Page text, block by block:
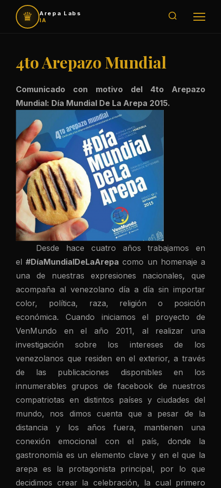
♛
Arepa Labs
IA
4to Arepazo Mundial
Comunicado con motivo del 4to Arepazo
Mundial: Día Mundial De La Arepa 2015.
Desde hace cuatro años trabajamos en
el#DíaMundialDeLaArepa como un homenaje a
una de nuestras expresiones nacionales, que
acompaña al venezolano día a día sin importar
color, política, raza, religión o posición
económica. Cuando iniciamos el proyecto de
VenMundo en el año 2011, al realizar una
investigación sobre los intereses de los
venezolanos que residen en el exterior, a través
de las publicaciones disponibles en los
innumerables grupos de facebook de nuestros
compatriotas en distintos países y ciudades del
mundo, nos dimos cuenta que a pesar de la
distancia y los años fuera, mantienen una
conexión emocional con el país, donde la
gastronomía es un elemento clave y en el que la
arepa es la protagonista principal, por lo que
decidimos crear la celebración, la cual primero